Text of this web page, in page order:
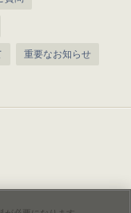
重要なお知らせ